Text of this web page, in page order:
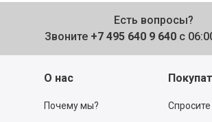
Есть вопросы?
Звоните +7 495 640 9 640 с
О нас
Почему мы?